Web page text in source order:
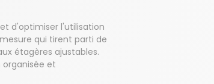
d'optimiser l'utilisation
qui tirent parti de
étagères ajustables.
organisée et